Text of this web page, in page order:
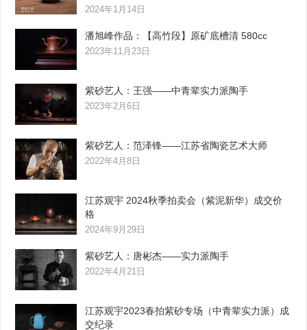
2024年1月14日
潘旭峰作品：【高竹段】原矿底槽清 580cc
2023年11月23日
紫砂艺人：王强——中青辈实力派陶手
2023年2月6日
紫砂艺人：范泽锋——江苏省陶瓷艺术大师
2022年4月8日
江苏观宇 2024秋季拍卖会（紫泥新华）成交价
格
2024年9月29日
紫砂艺人：唐彬杰——实力派陶手
2022年4月21日
江苏观宇2023春拍紫砂专场（中青辈实力派）成
交纪录